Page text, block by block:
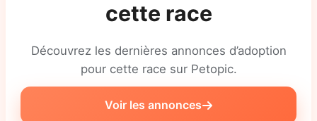
cette race
Découvrez les dernières annonces d’adoption
pour cette race sur Petopic.
Voir les annonces